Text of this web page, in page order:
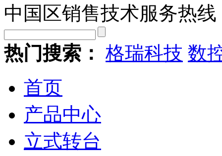
中国区销售技术服务热线
热门搜索： 格瑞科技 数
首页
产品中心
立式转台